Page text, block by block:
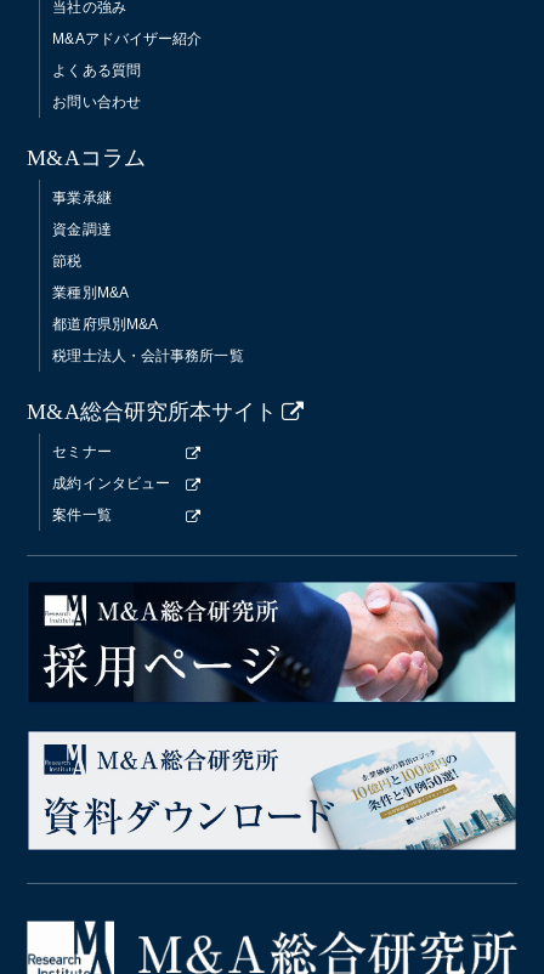
当社の強み
M&Aアドバイザー紹介
よくある質問
お問い合わせ
M&Aコラム
事業承継
資金調達
節税
業種別M&A
都道府県別M&A
税理士法人・会計事務所一覧
M&A総合研究所本サイト
セミナー
成約インタビュー
案件一覧